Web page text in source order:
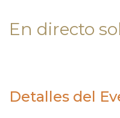
En directo
Detalles del